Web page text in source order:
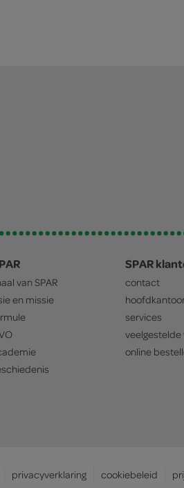
van SPAR
en missie
SPAR
contact
services
veelgestelde
online
privacyverklaring cookiebeleid